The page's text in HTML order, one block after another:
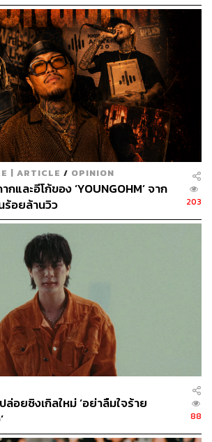
กว่าMama’s Boyของ LANY เป็นอีกหนึ่ง
กมาได้ค่อนข้างดี มันแสดงให้เห็นว่าวงมี
ทำอะไรใหม่ๆ แต่ถึงอย่างนั้นก็ยังเพลย์
วกเขายังคงยึดมั่นในแนวทางดนตรีที่ตัว
นสูตรสำเร็จที่วงใช้มาตลอด นั่นคือการ
นานที่ใช้เสียงสังเคราะห์เป็นหลักตาม
มโลดี้สวยงาม ร้องตามไม่ยาก เขียนเนื้อ
น ที่แสดงออกถึงความจริงใจและสะท้อน
งไปตรงมา
กอย่างYou!
ที่เราฟันธงว่าต้องมีคนนำ
อื่นๆ ในอัลบั้ม เช่น Heart Won’t Let
News, When You’re Drunk,
และ (What I Wish Just One Person
ที่เชื่อเหลือเกินว่าหลายคนจะเปิดฟังซ้ำไป
ยวยาความรู้สึกเจ็บปวดของตัวเอง ที่ส่วน
ากความรัก ซึ่งถือเป็นเรื่องที่คนรุ่นใหม่
มารถเข้าถึงได้ง่ายมากๆ
ถึงแม้คุณจะไม่ใช่แฟนเพลงของ LANY
พลินไปกับอัลบั้มชุดนี้ได้อย่างไม่ต้องฝืน
ฟนเพลงของพวกเขา
คือ
าเพื่อคุณอย่างแท้จริง
Boy ทั้ง 14 เพลงได้ที่
| ARTICLE / OPINION
และอีโก้ของ ‘YOUNGOHM’ จาก
ร้อยล้านวิว
203
ล่อยซิงเกิลใหม่ ‘อย่าลืมใจร้าย
88